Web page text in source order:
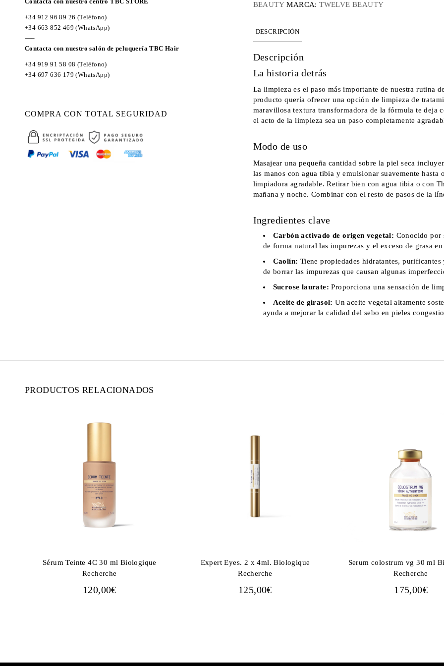
+34 912 96 89 26 (Teléfono)
+34 663 852 469 (WhatsApp)
—–
Contacta con nuestro salón de peluquería TBC Hair
+34 919 91 58 08 (Teléfono)
+34 697 636 179 (WhatsApp)
COMPRA CON TOTAL SEGURIDAD
BEAUTY MARCA:TWELVE BEAUTY
DESCRIPCIÓN
Descripción
La historia detrás
La limpieza es el paso más importante de nuestra rutina
producto quería ofrecer una opción de limpieza de
maravillosa textura transformadora de la fórmula te deja
el acto de la limpieza sea un paso completamente
Modo de uso
Masajear una pequeña cantidad sobre la piel seca
las manos con agua tibia y emulsionar suavemente hasta
limpiadora agradable. Retirar bien con agua tibia o con
mañana y noche. Combinar con el resto de pasos de la
Ingredientes clave
Carbón activado de origen vegetal: Conocido por
de forma natural las impurezas y el exceso de grasa
Caolín: Tiene propiedades hidratantes, purificantes
de borrar las impurezas que causan algunas
Sucrose laurate: Proporciona una sensación de
Aceite de girasol: Un aceite vegetal altamente
ayuda a mejorar la calidad del sebo en pieles
PRODUCTOS RELACIONADOS
Sérum Teinte 4C 30 ml Biologique
Recherche
120,00€
Expert Eyes. 2 x 4ml. Biologique
Recherche
125,00€
Serum colostrum vg 30 ml
Recherche
175,00€